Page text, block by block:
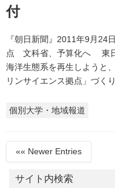
付
『朝日新聞』2011年9月24
点 文科省、予算化へ 東日
海洋生態系を再生しようと
リンサイエンス拠点」づく
個別大学・地域報道
«« Newer Entries
サイト内検索